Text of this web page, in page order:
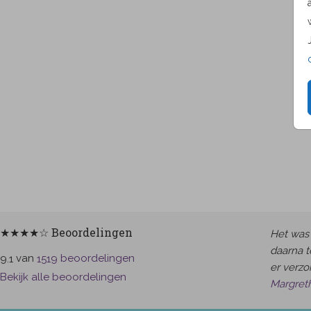
★★★★☆ Beoordelingen
9.1 van 1519 beoordelingen
Bekijk alle beoordelingen
Het
daarna
er